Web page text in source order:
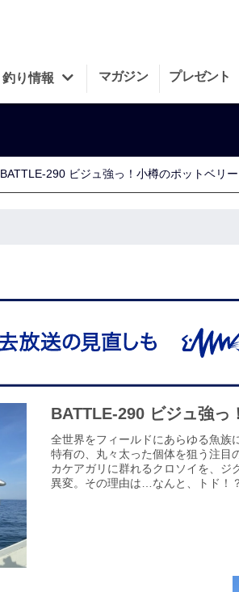
釣り情報 マガジン プレゼント
BATTLE-290 ビジュ強っ！小樽のポットベリ
BATTLE-290 ビジュ強っ
全世界をフィールドにあらゆる魚族
特有の、丸々太った個体を狙う注目
カケアガリに群れるクロソイを、ジ
異変。その理由は…なんと、トド！